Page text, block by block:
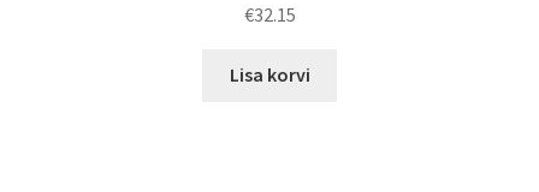
€32.15
Lisa korvi